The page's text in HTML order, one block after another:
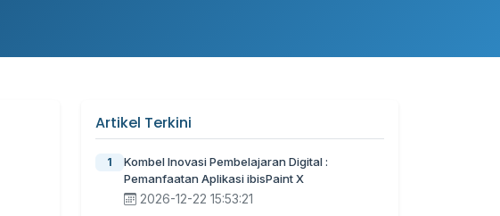
Artikel Terkini
1
Kombel Inovasi Pembelajaran Digital :
Pemanfaatan Aplikasi ibisPaint X
2026-12-22 15:53:21